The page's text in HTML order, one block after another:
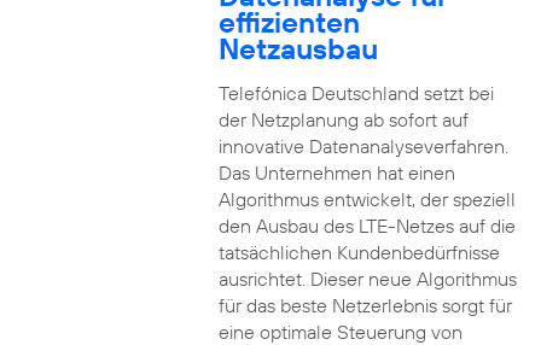
effizienten
Netzausbau
Telefónica Deutschland setzt bei
der Netzplanung ab sofort auf
innovative Datenanalyseverfahren.
Das Unternehmen hat einen
Algorithmus entwickelt, der speziell
den Ausbau des LTE-Netzes auf die
tatsächlichen Kundenbedürfnisse
ausrichtet. Dieser neue Algorithmus
für das beste Netzerlebnis sorgt für
eine optimale Steuerung von